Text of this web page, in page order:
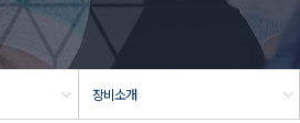
장비소개